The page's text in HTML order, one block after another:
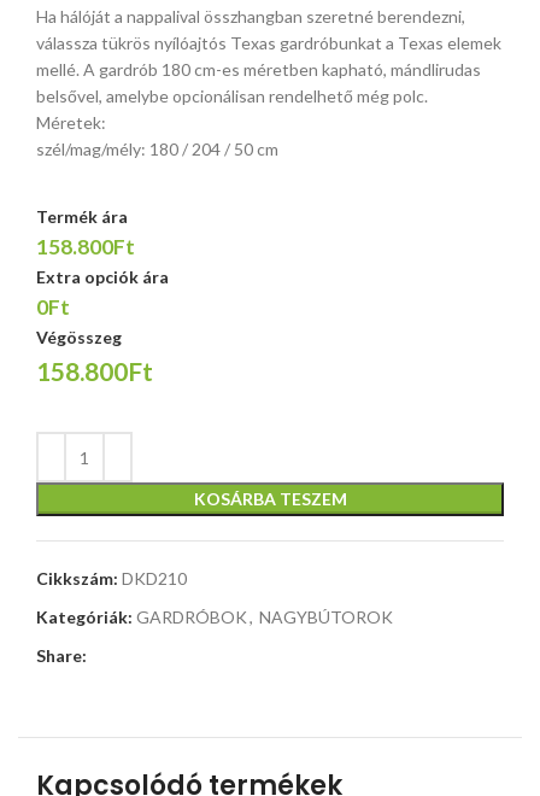
Ha hálóját a nappalival összhangban szeretné berendezni,
válassza tükrös nyílóajtós Texas gardróbunkat a Texas elemek
mellé. A gardrób 180 cm-es méretben kapható, mándlirudas
belsővel, amelybe opcionálisan rendelhető még polc.
Méretek:
szél/mag/mély: 180 / 204 / 50 cm
Termék ára
158.800Ft
Extra opciók ára
0Ft
Végösszeg
158.800Ft
KOSÁRBA TESZEM
Cikkszám: DKD210
Kategóriák: GARDRÓBOK, NAGYBÚTOROK
Share:
Kapcsolódó termékek